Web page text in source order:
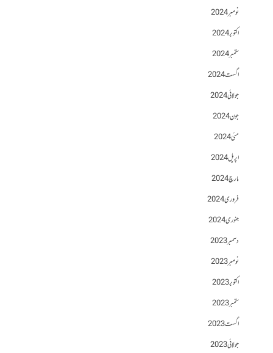
نومبر 2024
اکتوبر 2024
ستمبر 2024
اگست 2024
جولائی 2024
جون 2024
مئی 2024
اپریل 2024
مارچ 2024
فروری 2024
جنوری 2024
دسمبر 2023
نومبر 2023
اکتوبر 2023
ستمبر 2023
اگست 2023
جولائی 2023